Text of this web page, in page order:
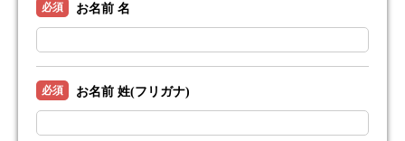
必須 お名前 名
必須 お名前 姓(フリガナ)